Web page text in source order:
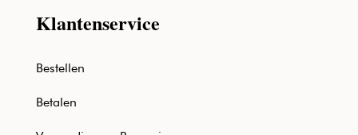
Klantenservice
Bestellen
Betalen